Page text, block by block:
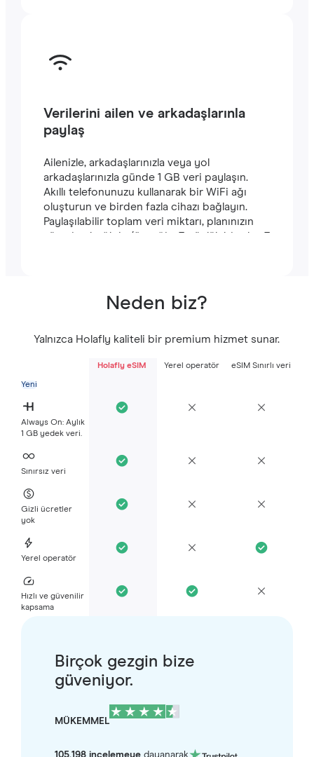
Verilerini ailen ve arkadaşlarınla
paylaş
Ailenizle, arkadaşlarınızla veya yol
arkadaşlarınızla günde 1 GB veri paylaşın.
Akıllı telefonunuzu kullanarak bir WiFi ağı
oluşturun ve birden fazla cihazı bağlayın.
Paylaşılabilir toplam veri miktarı, planınızın
süresine bağlıdır (örneğin, 7 günlük bir plan 7
Neden biz?
Yalnızca Holafly kaliteli bir premium hizmet sunar.
Holafly eSIM Yerel operatör eSIM Sınırlı veri
Yeni
Always On: Aylık
1 GB yedek veri.
Sınırsız veri
Gizli ücretler
yok
Yerel operatör
Hızlı ve güvenilir
kapsama
Birçok gezgin bize
güveniyor.
MÜKEMMEL
105.198 incelemeyedayanarak